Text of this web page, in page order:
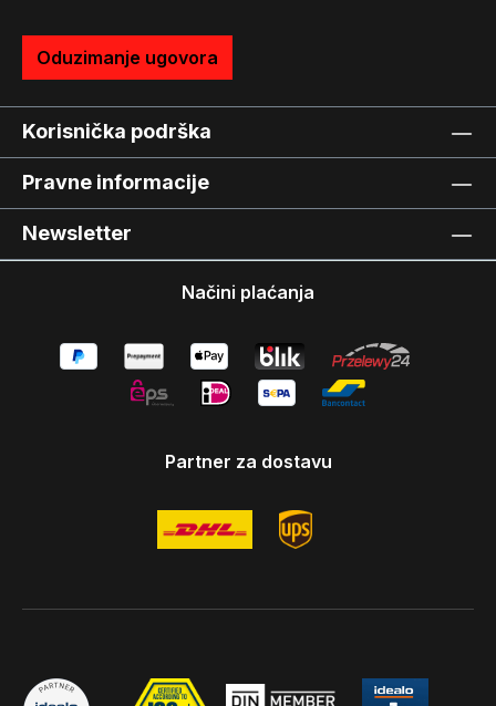
Oduzimanje ugovora
Korisnička podrška
Pravne informacije
Newsletter
Načini plaćanja
Partner za dostavu